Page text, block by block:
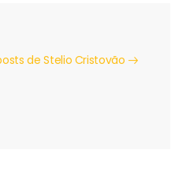
de Stelio Cristovão